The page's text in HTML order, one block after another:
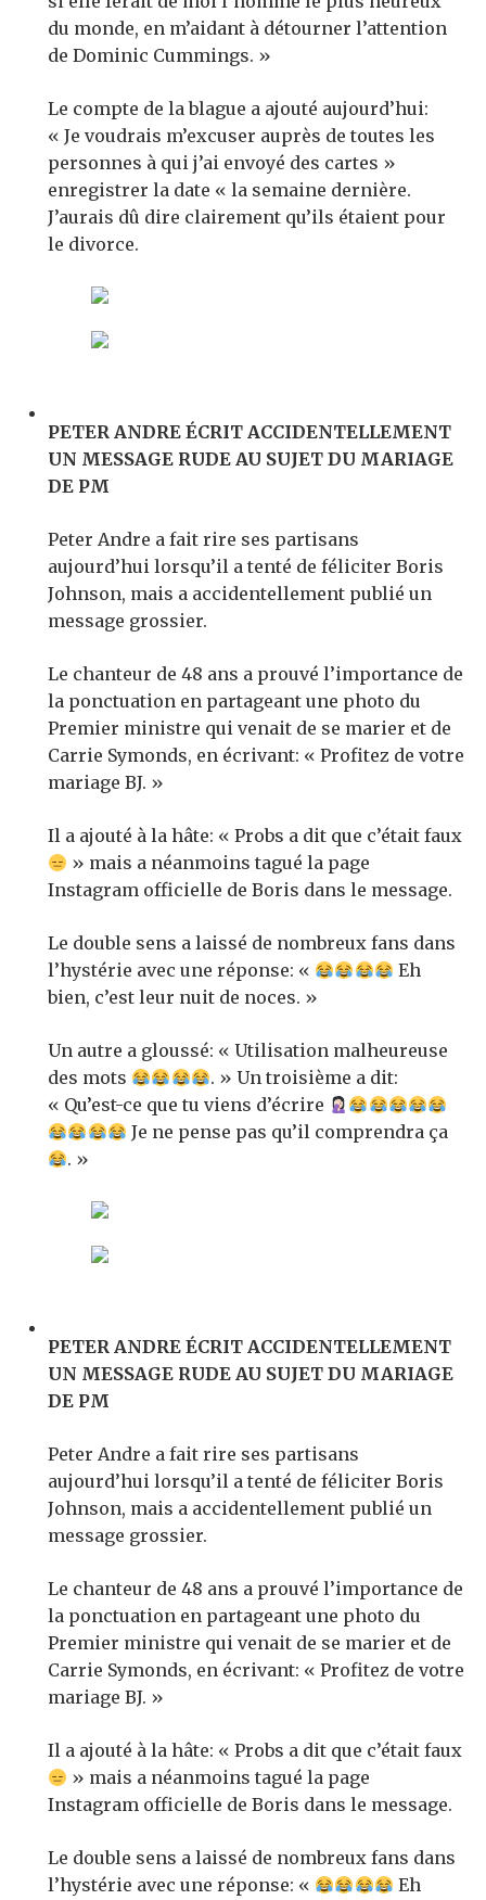
du monde, en m’aidant à détourner l’attention
de Dominic Cummings. »
Le compte de la blague a ajouté aujourd’hui:
« Je voudrais m’excuser auprès de toutes les
personnes à qui j’ai envoyé des cartes »
enregistrer la date « la semaine dernière.
J’aurais dû dire clairement qu’ils étaient pour
le divorce.
PETER ANDRE ÉCRIT ACCIDENTELLEMENT
UN MESSAGE RUDE AU SUJET DU MARIAGE
DE PM
Peter Andre a fait rire ses partisans
aujourd’hui lorsqu’il a tenté de féliciter Boris
Johnson, mais a accidentellement publié un
message grossier.
Le chanteur de 48 ans a prouvé l’importance de
la ponctuation en partageant une photo du
Premier ministre qui venait de se marier et de
Carrie Symonds, en écrivant: « Profitez de votre
mariage BJ. »
Il a ajouté à la hâte: « Probs a dit que c’était faux
» mais a néanmoins tagué la page
Instagram officielle de Boris dans le message.
Le double sens a laissé de nombreux fans dans
l’hystérie avec une réponse: «
Eh
bien, c’est leur nuit de noces. »
Un autre a gloussé: « Utilisation malheureuse
des mots
. » Un troisième a dit:
« Qu’est-ce que tu viens d’écrire
Je ne pense pas qu’il comprendra ça
. »
PETER ANDRE ÉCRIT ACCIDENTELLEMENT
UN MESSAGE RUDE AU SUJET DU MARIAGE
DE PM
Peter Andre a fait rire ses partisans
aujourd’hui lorsqu’il a tenté de féliciter Boris
Johnson, mais a accidentellement publié un
message grossier.
Le chanteur de 48 ans a prouvé l’importance de
la ponctuation en partageant une photo du
Premier ministre qui venait de se marier et de
Carrie Symonds, en écrivant: « Profitez de votre
mariage BJ. »
Il a ajouté à la hâte: « Probs a dit que c’était faux
» mais a néanmoins tagué la page
Instagram officielle de Boris dans le message.
Le double sens a laissé de nombreux fans dans
l’hystérie avec une réponse: «
Eh